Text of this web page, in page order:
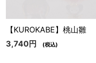
【KUROKABE】桃山雛
3,740円
(税込)